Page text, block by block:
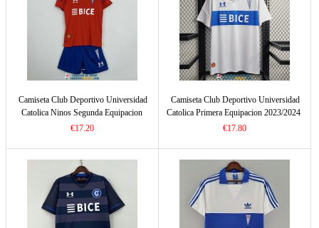
Camiseta Club Deportivo Universidad
Catolica Ninos Segunda Equipacion
2023/2024
€17.20
Camiseta Club Deportivo Universidad
Catolica Primera Equipacion 2023/2024
€17.80